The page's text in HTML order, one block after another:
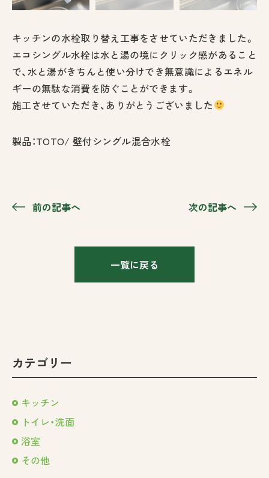
キッチンの水栓取り替え工事をさせていただきました。
エコシングル水栓は水と湯の境にクリック感があること
で、水と湯がきちんと使い分けでき無意識によるエネル
ギーの無駄な消費を防ぐことができます。
施工させていただき、ありがとうございました
製品：TOTO/ 壁付シングル混合水栓
前の記事へ 次の記事へ
一覧に戻る
カテゴリー
キッチン
トイレ・洗面
浴室
その他